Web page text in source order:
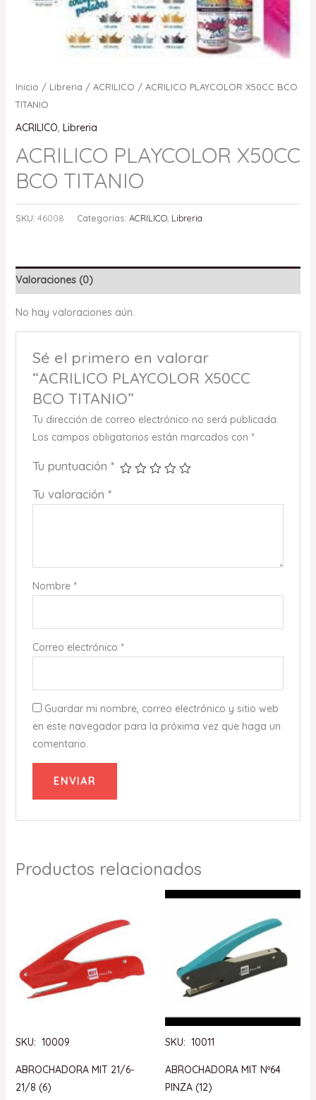
Inicio / Libreria / ACRILICO / ACRILICO PLAYCOLOR X50CC BCO
TITANIO
ACRILICO, Libreria
ACRILICO PLAYCOLOR X50CC
BCO TITANIO
SKU: 46008 Categorías: ACRILICO, Libreria
Valoraciones (0)
No hay valoraciones aún.
Sé el primero en valorar
“ACRILICO PLAYCOLOR X50CC
BCO TITANIO”
Tu dirección de correo electrónico no será publicada.
Los campos obligatorios están marcados con *
Tu puntuación *
Tu valoración *
Nombre *
Correo electrónico *
Guardar mi nombre, correo electrónico y sitio web
en este navegador para la próxima vez que haga un
comentario.
Productos relacionados
SKU: 10009
ABROCHADORA MIT 21/6-
21/8 (6)
SKU: 10011
ABROCHADORA MIT Nº64
PINZA (12)